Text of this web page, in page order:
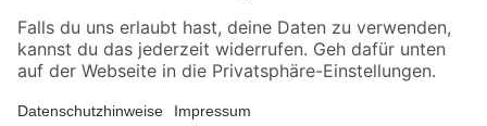
Alle Preisangaben in EUR inkl. gesetzl. MwSt.. Die dargestellten Angebote sind unter
Umständen nicht in allen Märkten verfügbar. Die angegebenen Verfügbarkeiten beziehen
Produkte nur solange der Vorrat reicht.
*Paketversand ab 59 € versandkostenfrei, gilt nicht für Artikel mit Speditionsversand, hier